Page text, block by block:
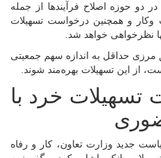
دو حوزه اصلاح فرآیندها از جمله
و همچنین درخواست تسهیلات
نظرخواهی خواهد شد.
حداقل به اندازه سهم جمعیتی
تسهیلات خرد با
جدید وزارت تعاون، کار و رفاه